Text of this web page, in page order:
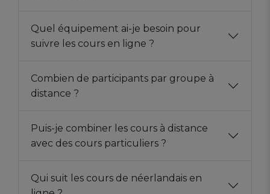
Quel équipement ai-je besoin pour
suivre les cours en ligne ?
Combien de participants par groupe à
distance ?
Puis-je combiner les cours à distance
avec des cours particuliers ?
Qui suit les cours de néerlandais en